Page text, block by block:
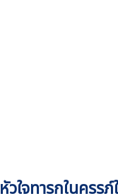
วใจทารกในครร